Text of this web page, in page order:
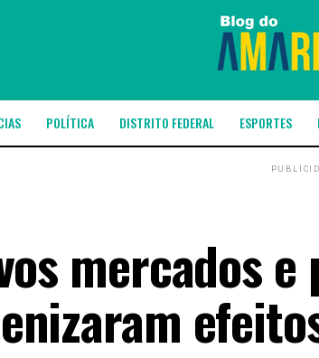
POLÍTICA DISTRITO FEDERAL ESPORTES
mercados